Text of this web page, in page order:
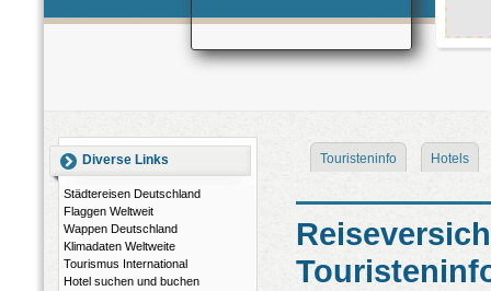
Diverse Links
Städtereisen Deutschland
Flaggen Weltweit
Wappen Deutschland
Klimadaten Weltweite
Tourismus International
Hotel suchen und buchen
Touristeninfo Hotels